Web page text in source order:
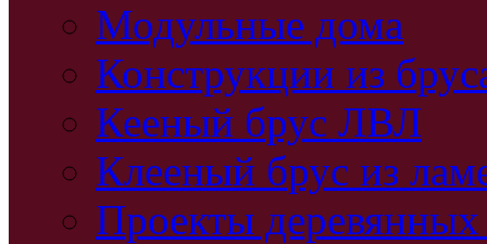
Модульные дома
Конструкции из
Кееный брус ЛВЛ
Клееный брус из
Проекты